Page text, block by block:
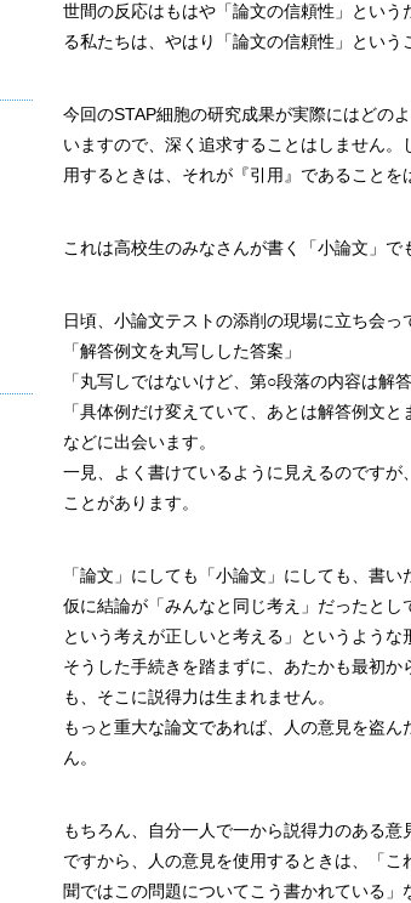
世間の反応はもはや「論文の信頼性」とい
る私たちは、やはり「論文の信頼性」という
今回のSTAP細胞の研究成果が実際にはどの
いますので、深く追求することはしません
用するときは、それが『引用』であることを
これは高校生のみなさんが書く「小論文」で
日頃、小論文テストの添削の現場に立ち会っ
「解答例文を丸写しした答案」
「丸写しではないけど、第○段落の内容は解
「具体例だけ変えていて、あとは解答例文と
などに出会います。
一見、よく書けているように見えるのです
ことがあります。
「論文」にしても「小論文」にしても、書
仮に結論が「みんなと同じ考え」だったと
という考えが正しいと考える」というような
そうした手続きを踏まずに、あたかも最初
も、そこに説得力は生まれません。
もっと重大な論文であれば、人の意見を盗
ん。
もちろん、自分一人で一から説得力のある意
ですから、人の意見を使用するときは、「
聞ではこの問題についてこう書かれている